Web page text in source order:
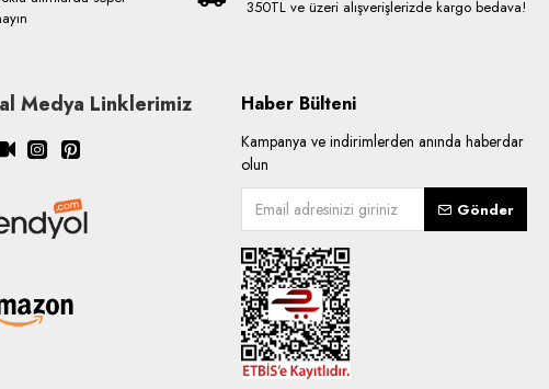
350TL ve üzeri alışverişlerizde kargo bedava!
Medya Linklerimiz Haber Bülteni
Kampanya ve indirimlerden anında haberdar
olun
Gönder